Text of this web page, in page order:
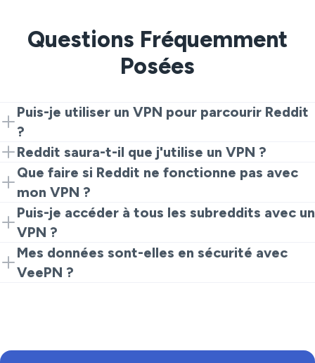
Questions Fréquemment
Posées
Puis-je utiliser un VPN pour parcourir Reddit
?
Oui, vous pouvez utiliser VeePN pour accéder à Reddit
en toute sécurité et garantir la confidentialité de votre
Reddit saura-t-il que j'utilise un VPN ?
Reddit peut détecter que vous utilisez un VPN, mais il
ne connaîtra pas votre adresse IP réelle ni vos
habitudes de navigation.
Que faire si Reddit ne fonctionne pas avec
mon VPN ?
Si vous rencontrez des problèmes, essayez de vous
connecter à un autre serveur ou vérifiez les
Puis-je accéder à tous les subreddits avec un
VPN ?
Oui, un VPN vous permet de contourner les
restrictions régionales et d'accéder à tous les
Mes données sont-elles en sécurité avec
VeePN ?